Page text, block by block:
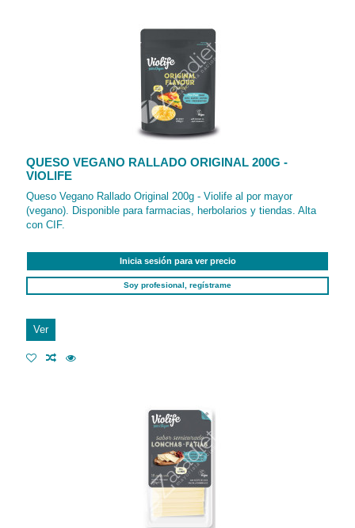
QUESO VEGANO RALLADO ORIGINAL 200G -
VIOLIFE
Queso Vegano Rallado Original 200g - Violife al por mayor
(vegano). Disponible para farmacias, herbolarios y tiendas. Alta
con CIF.
Inicia sesión para ver precio
Soy profesional, regístrame
Ver